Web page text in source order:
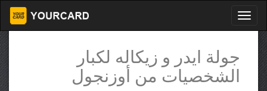
جولة ايدر و زيكاله لكبار
الشخصيات من أوزنجول